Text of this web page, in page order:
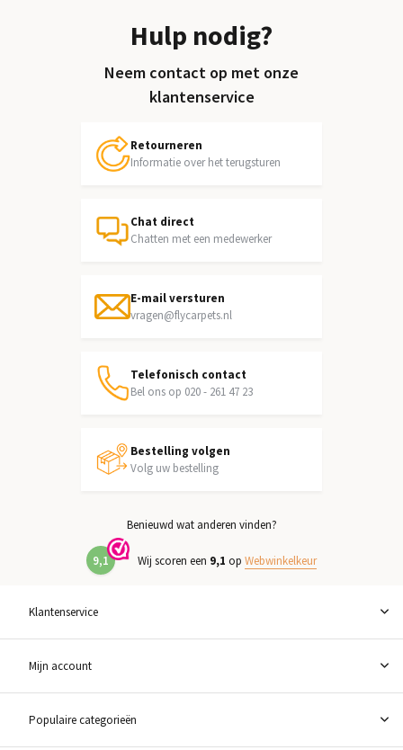
Hulp nodig?
Neem contact op met onze
klantenservice
Retourneren
Informatie over het terugsturen
Chat direct
Chatten met een medewerker
E-mail versturen
vragen@flycarpets.nl
Telefonisch contact
Bel ons op 020 - 261 47 23
Bestelling volgen
Volg uw bestelling
Benieuwd wat anderen vinden?
9,1 Wij scoren een 9,1 op Webwinkelkeur
Klantenservice
Mijn account
Populaire categorieën